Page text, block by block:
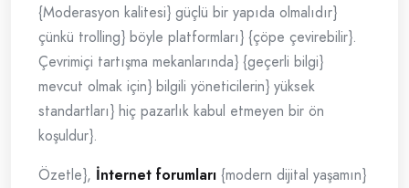
{Moderasyon kalitesi} güçlü bir yapıda olmalıdır}
çünkü trolling} böyle platformları} {çöpe çevirebilir}.
Çevrimiçi tartışma mekanlarında} {geçerli bilgi}
mevcut olmak için} bilgili yöneticilerin} yüksek
standartları} hiç pazarlık kabul etmeyen bir ön
koşuldur}.
Özetle}, İnternet forumları {modern dijital yaşamın}